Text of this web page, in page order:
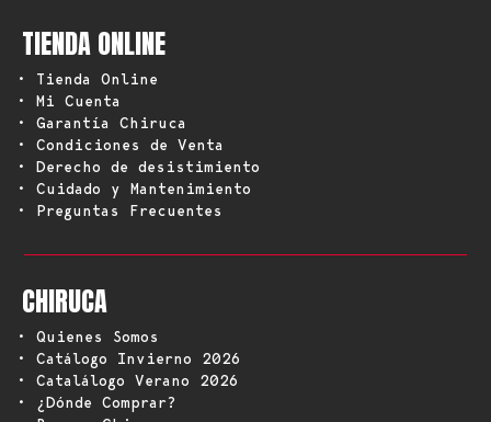
TIENDA ONLINE
• Tienda Online
• Mi Cuenta
• Garantía Chiruca
• Condiciones de Venta
• Derecho de desistimiento
• Cuidado y Mantenimiento
• Preguntas Frecuentes
CHIRUCA
• Quienes Somos
• Catálogo Invierno 2026
• Catalálogo Verano 2026
• ¿Dónde Comprar?